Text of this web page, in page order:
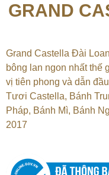
GRAND
Grand Castella Đài
bông lan ngon nhất thế
vị tiên phong và dẫn
Tươi Castella, Bánh
Pháp, Bánh Mì, Bánh
2017